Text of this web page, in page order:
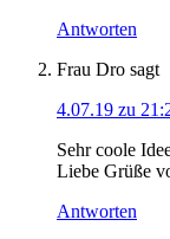
Antworten
Frau Dro sagt
4.07.19 zu
Sehr coole
Liebe Grüße
Antworten